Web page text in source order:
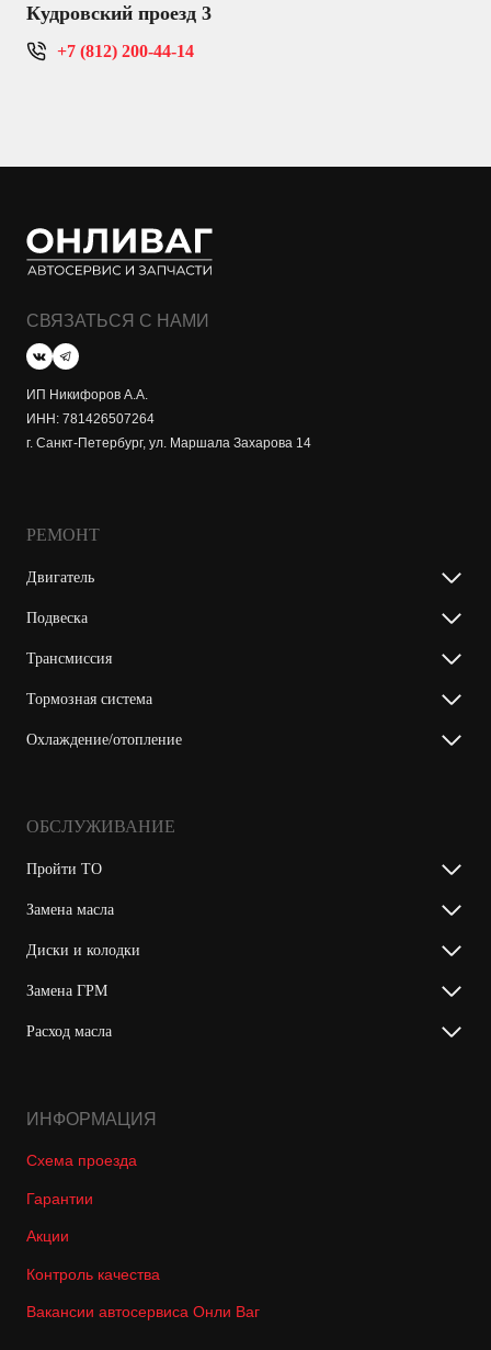
Кудровский проезд 3
+7 (812) 200-44-14
СВЯЗАТЬСЯ С НАМИ
ИП Никифоров А.А.
ИНН: 781426507264
г. Санкт-Петербург, ул. Маршала Захарова 14
РЕМОНТ
Двигатель
Подвеска
Трансмиссия
Тормозная система
Охлаждение/отопление
ОБСЛУЖИВАНИЕ
Пройти ТО
Замена масла
Диски и колодки
Замена ГРМ
Расход масла
ИНФОРМАЦИЯ
Схема проезда
Гарантии
Акции
Контроль качества
Вакансии автосервиса Онли Ваг